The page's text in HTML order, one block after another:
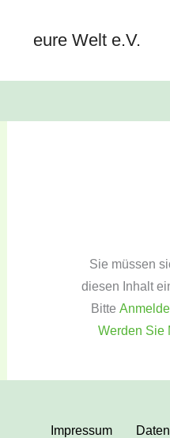
Inhalt
eure Welt e.V.
Sie müssen
diesen Inhalt
Bitte
Werden Sie
Impressum